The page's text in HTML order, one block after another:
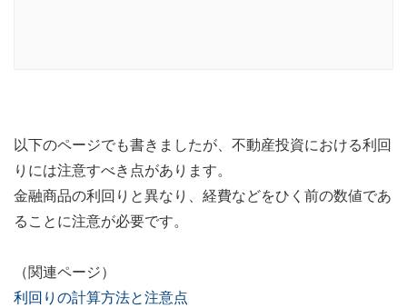
以下のページでも書きましたが、不動産投資における利回
りには注意すべき点があります。
金融商品の利回りと異なり、経費などをひく前の数値であ
ることに注意が必要です。
（関連ページ）
利回りの計算方法と注意点